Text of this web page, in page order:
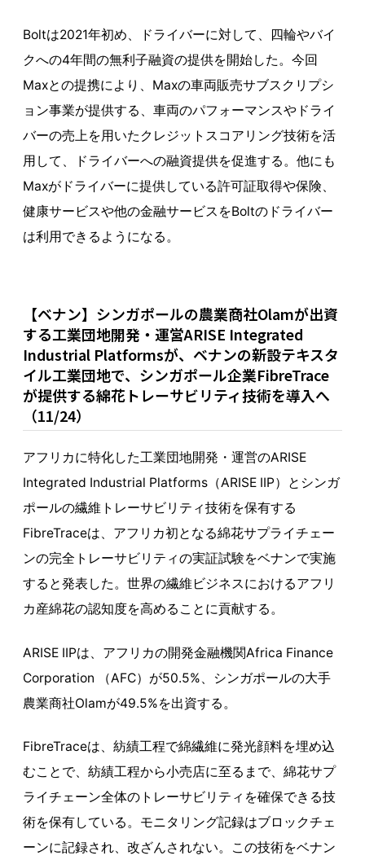
Boltは2021年初め、ドライバーに対して、四輪やバイ
クへの4年間の無利子融資の提供を開始した。今回
Maxとの提携により、Maxの車両販売サブスクリプシ
ョン事業が提供する、車両のパフォーマンスやドライ
バーの売上を用いたクレジットスコアリング技術を活
用して、ドライバーへの融資提供を促進する。他にも
Maxがドライバーに提供している許可証取得や保険、
健康サービスや他の金融サービスをBoltのドライバー
は利用できるようになる。
【ベナン】シンガポールの農業商社Olamが出資
する工業団地開発・運営ARISE Integrated
Industrial Platformsが、ベナンの新設テキスタ
イル工業団地で、シンガポール企業FibreTrace
が提供する綿花トレーサビリティ技術を導入へ
（11/24）
アフリカに特化した工業団地開発・運営のARISE
Integrated Industrial Platforms（ARISE IIP）とシンガ
ポールの繊維トレーサビリティ技術を保有する
FibreTraceは、アフリカ初となる綿花サプライチェー
ンの完全トレーサビリティの実証試験をベナンで実施
すると発表した。世界の繊維ビジネスにおけるアフリ
カ産綿花の認知度を高めることに貢献する。
ARISE IIPは、アフリカの開発金融機関Africa Finance
Corporation （AFC）が50.5%、シンガポールの大手
農業商社Olamが49.5%を出資する。
FibreTraceは、紡績工程で綿繊維に発光顔料を埋め込
むことで、紡績工程から小売店に至るまで、綿花サプ
ライチェーン全体のトレーサビリティを確保できる技
術を保有している。モニタリング記録はブロックチェ
ーンに記録され、改ざんされない。この技術をベナン